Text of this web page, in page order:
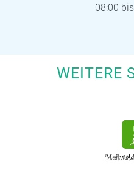
08:00
WEITERE